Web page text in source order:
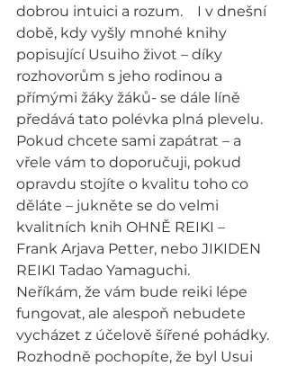
dobrou intuici a rozum.    I v dnešní
době, kdy vyšly mnohé knihy
popisující Usuiho život – díky
rozhovorům s jeho rodinou a
přímými žáky žáků- se dále líně
předává tato polévka plná plevelu.
Pokud chcete sami zapátrat – a
vřele vám to doporučuji, pokud
opravdu stojíte o kvalitu toho co
děláte – jukněte se do velmi
kvalitních knih OHNĚ REIKI –
Frank Arjava Petter, nebo JIKIDEN
REIKI Tadao Yamaguchi.
Neříkám, že vám bude reiki lépe
fungovat, ale alespoň nebudete
vycházet z účelově šířené pohádky.
Rozhodně pochopíte, že byl Usui